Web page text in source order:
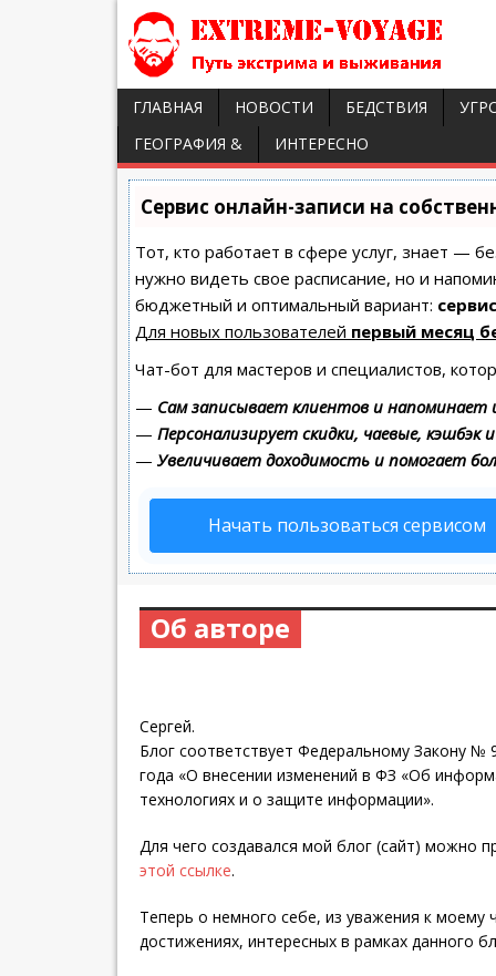
ГЛАВНАЯ НОВОСТИ БЕДСТВИЯ
ГЕОГРАФИЯ &
ИНТЕРЕСНО
Сервис онлайн-записи на
Тот, кто работает в сфере услуг, знает —
нужно видеть свое расписание, но и
бюджетный и оптимальный вариант:
Для новых пользователей первый месяц
Чат-бот для мастеров и специалистов,
— Сам записывает клиентов и напоминает
— Персонализирует скидки, чаевые, кэшбэк
— Увеличивает доходимость и помогает
Начать пользоваться сервисом
Об авторе
Сергей.
Блог соответствует Федеральному Закону №
года «О внесении изменений в ФЗ «Об
технологиях и о защите информации».
Для чего создавался мой блог (сайт) можно
этой ссылке.
Теперь о немного себе, из уважения к моему
достижениях, интересных в рамках данного